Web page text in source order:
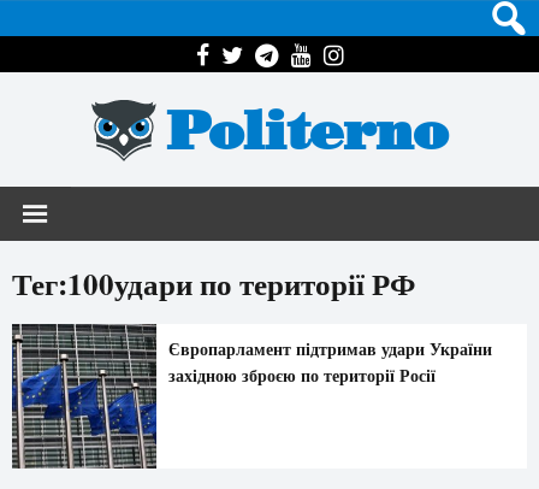
Politerno
Тег:100удари по території РФ
Європарламент підтримав удари України
західною зброєю по території Росії